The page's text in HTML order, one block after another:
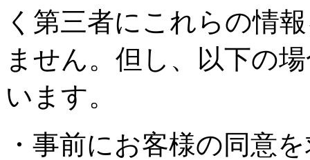
く第三者にこれらの情
ません。但し、以下の
います。
・事前にお客様の同意